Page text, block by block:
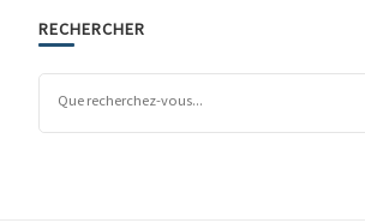
RECHERCHER